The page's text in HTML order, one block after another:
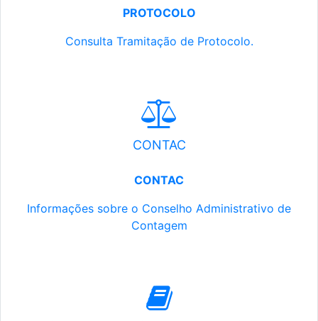
PROTOCOLO
Consulta Tramitação de Protocolo.
CONTAC
CONTAC
Informações sobre o Conselho Administrativo de
Contagem